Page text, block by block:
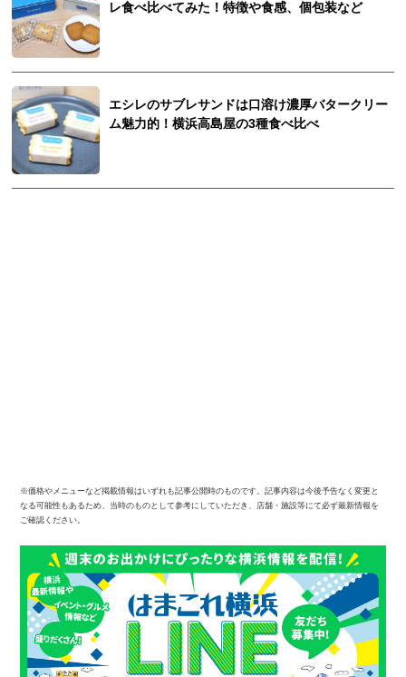
レ食べ比べてみた！特徴や食感、個包装など
エシレのサブレサンドは口溶け濃厚バタークリー
ム魅力的！横浜高島屋の3種食べ比べ
※価格やメニューなど掲載情報はいずれも記事公開時のものです。記事内容は今後予告なく変更と
なる可能性もあるため、当時のものとして参考にしていただき、店舗・施設等にて必ず最新情報を
ご確認ください。